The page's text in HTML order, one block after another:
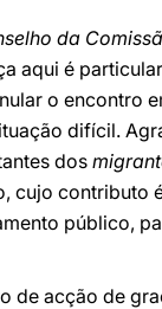
da
aqui é
o encontro
difícil.
dos
cujo contributo
público,
de acção de